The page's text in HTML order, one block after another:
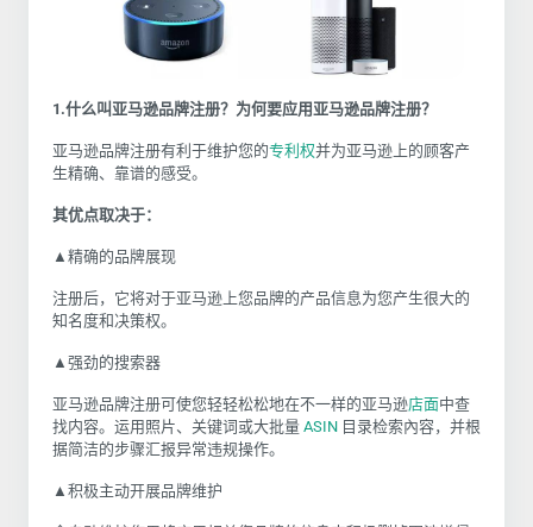
1.什么叫亚马逊品牌注册？为何要应用亚马逊品牌注册？
亚马逊品牌注册有利于维护您的专利权并为亚马逊上的顾客产
生精确、靠谱的感受。
其优点取决于：
▲精确的品牌展现
注册后，它将对于亚马逊上您品牌的产品信息为您产生很大的
知名度和决策权。
▲强劲的搜索器
亚马逊品牌注册可使您轻轻松松地在不一样的亚马逊店面中查
找内容。运用照片、关键词或大批量 ASIN 目录检索內容，并根
据简洁的步骤汇报异常违规操作。
▲积极主动开展品牌维护